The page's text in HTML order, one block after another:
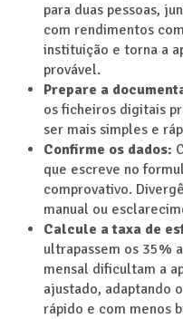
para duas pessoas,
com rendimentos
instituição e torna a
provável.
Prepare a
os ficheiros digitais
ser mais simples e
Confirme os dados:
que escreve no
comprovativo.
manual ou
Calcule a taxa de
ultrapassem os 35%
mensal dificultam a
ajustado, adaptando
rápido e com menos